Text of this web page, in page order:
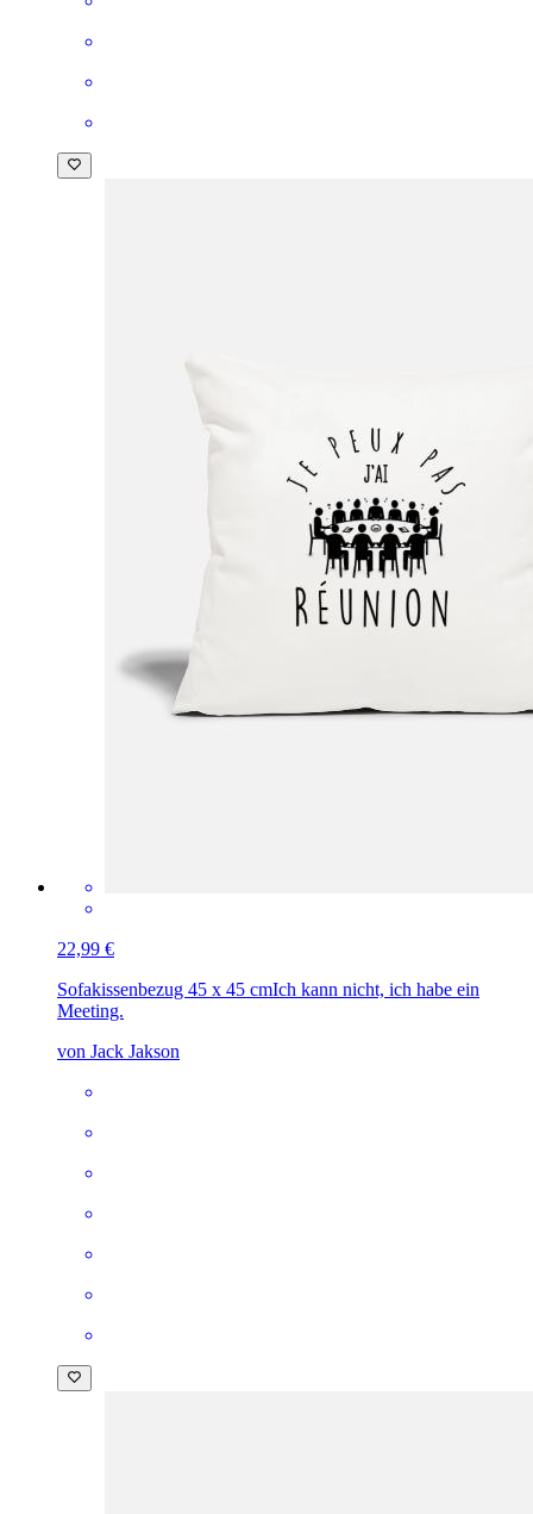
22,99 €
Sofakissenbezug 45 x 45 cmIch kann nicht, ich habe ein
Meeting.
von Jack Jakson